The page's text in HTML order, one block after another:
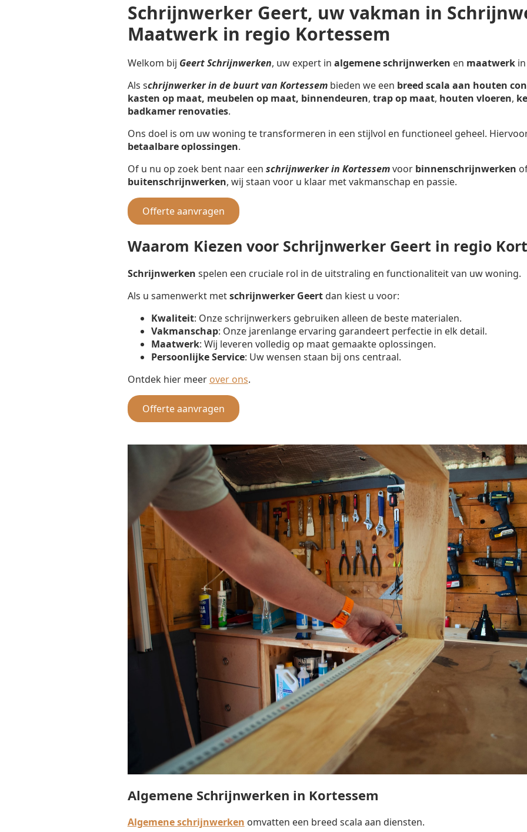
Schrijnwerker Geert, uw vakman in
Maatwerk in regio Kortessem
Welkom bij Geert Schrijnwerken, uw expert in algemene schrijnwerken en maatwerkin
Als schrijnwerker in de buurt van Kortessembieden we een breed scala aan houten
kasten op maat, meubelen op maat, binnendeuren, trap op maat, houten vloeren,
badkamer renovaties.
Ons doel is om uw woning te transformeren in een stijlvol en functioneel geheel.
betaalbare oplossingen.
Of u nu op zoek bent naar een schrijnwerker in Kortessemvoor binnenschrijnwerken
buitenschrijnwerken, wij staan voor u klaar met vakmanschap en passie.
Offerte aanvragen
Waarom Kiezen voor Schrijnwerker Geert in regio
Schrijnwerken spelen een cruciale rol in de uitstraling en functionaliteit van uw woning.
Als u samenwerkt metschrijnwerker Geert dan kiest u voor:
Kwaliteit: Onze schrijnwerkers gebruiken alleen de beste materialen.
Vakmanschap: Onze jarenlange ervaring garandeert perfectie in elk detail.
Maatwerk: Wij leveren volledig op maat gemaakte oplossingen.
Persoonlijke Service: Uw wensen staan bij ons centraal.
Ontdek hier meer over ons.
Offerte aanvragen
Algemene Schrijnwerken in Kortessem
Algemene schrijnwerken omvatten een breed scala aan diensten.